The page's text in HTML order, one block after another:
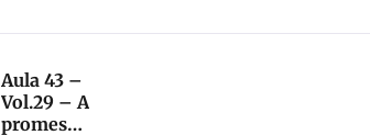
Aula 43 –
Vol.29 – A
promessa